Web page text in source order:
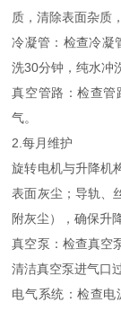
质，清除表面杂质
冷凝管：检查冷凝
洗30分钟，纯水冲
真空管路：检查管
气。
2.每月维护
旋转电机与升降机
表面灰尘；导轨、
附灰尘），确保升
真空泵：检查真空
清洁真空泵进气口
电气系统：检查电